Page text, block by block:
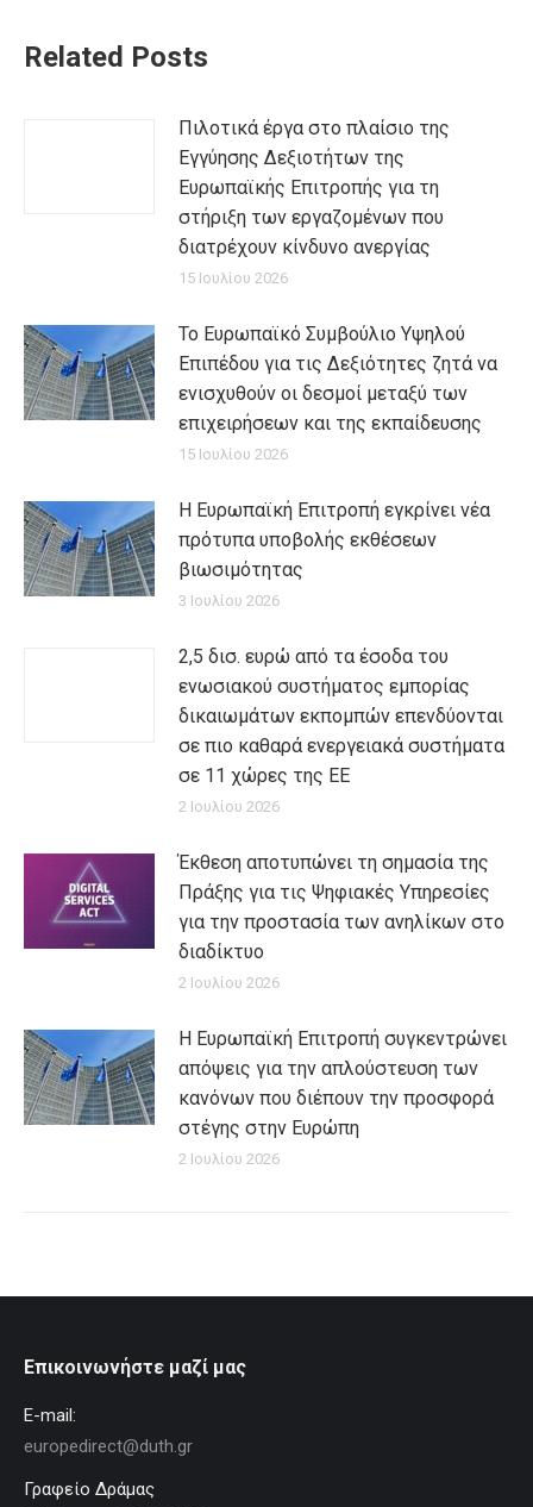
Related Posts
Πιλοτικά έργα στο πλαίσιο της
Εγγύησης Δεξιοτήτων της
Ευρωπαϊκής Επιτροπής για τη
στήριξη των εργαζομένων που
διατρέχουν κίνδυνο ανεργίας
15 Ιουλίου 2026
Το Ευρωπαϊκό Συμβούλιο Υψηλού
Επιπέδου για τις Δεξιότητες ζητά να
ενισχυθούν οι δεσμοί μεταξύ των
επιχειρήσεων και της εκπαίδευσης
15 Ιουλίου 2026
Η Ευρωπαϊκή Επιτροπή εγκρίνει νέα
πρότυπα υποβολής εκθέσεων
βιωσιμότητας
3 Ιουλίου 2026
2,5 δισ. ευρώ από τα έσοδα του
ενωσιακού συστήματος εμπορίας
δικαιωμάτων εκπομπών επενδύονται
σε πιο καθαρά ενεργειακά συστήματα
σε 11 χώρες της ΕΕ
2 Ιουλίου 2026
Έκθεση αποτυπώνει τη σημασία της
Πράξης για τις Ψηφιακές Υπηρεσίες
για την προστασία των ανηλίκων στο
διαδίκτυο
2 Ιουλίου 2026
Η Ευρωπαϊκή Επιτροπή συγκεντρώνει
απόψεις για την απλούστευση των
κανόνων που διέπουν την προσφορά
στέγης στην Ευρώπη
2 Ιουλίου 2026
Επικοινωνήστε μαζί μας
E-mail:
europedirect@duth.gr
Γραφείο Δράμας